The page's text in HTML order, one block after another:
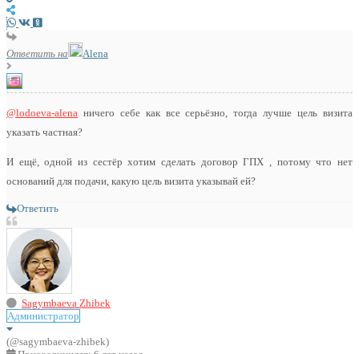
Ответить на Alena
@lodoeva-alena ничего себе как все серьёзно, тогда лучше цель визита
указать частная?
И ещё, одной из сестёр хотим сделать договор ГПХ , потому что нет
оснований для подачи, какую цель визита указывай ей?
Ответить
Sagymbaeva Zhibek
Администратор
(@sagymbaeva-zhibek)